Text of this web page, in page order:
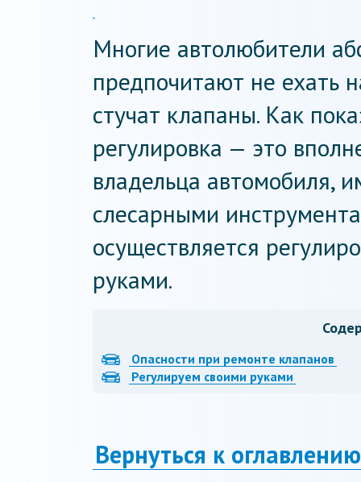
Многие автолюбители
предпочитают не ехать
стучат клапаны. Как
регулировка — это
владельца автомобиля,
слесарными
осуществляется
руками.
Опасности при ремонте клапанов
Регулируем своими руками
Вернуться к оглавлению